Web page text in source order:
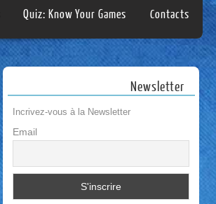
Quiz: Know Your Games Contacts
Newsletter
Incrivez-vous à la Newsletter
Email